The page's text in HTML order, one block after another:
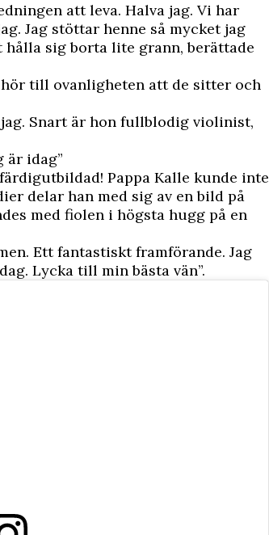
att leva. Halva jag. Vi har
Jag stöttar henne så mycket jag
hålla sig borta lite grann, berättade
till ovanligheten att de sitter och
Snart är hon fullblodig violinist,
är idag”
Pappa Kalle kunde inte
delar han med sig av en bild på
med fiolen i högsta hugg på en
Ett fantastiskt framförande. Jag
Lycka till min bästa vän”.